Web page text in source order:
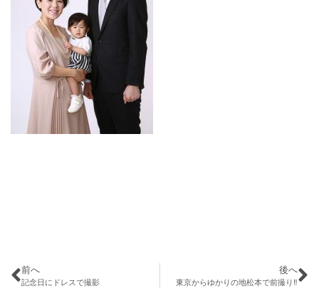
前へ
記念日にドレスで撮影
後へ
東京からゆかりの地松本で前撮り‼